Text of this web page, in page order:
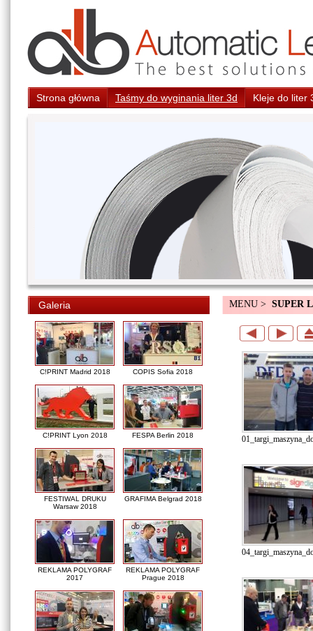
Strona główna Taśmy do wyginania liter 3d Kleje do liter
Galeria
C!PRINT Madrid 2018 COPIS Sofia 2018
C!PRINT Lyon 2018 FESPA Berlin 2018
FESTIWAL DRUKU
Warsaw 2018
GRAFIMA Belgrad 2018
REKLAMA POLYGRAF
2017
REKLAMA POLYGRAF
Prague 2018
MENU > SUPER